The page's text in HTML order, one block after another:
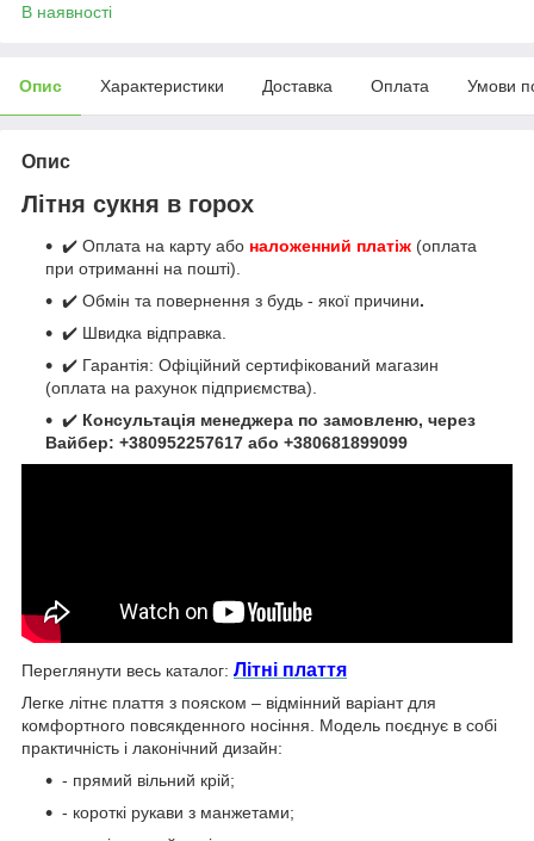
В наявності
Опис Характеристики Доставка Оплата Умови
Опис
Літня сукня в горох
✔️ Оплата на карту або наложенний платіж (оплата
при отриманні на пошті).
✔️ Обмін та повернення з будь - якої причини.
✔️ Швидка відправка.
✔️ Гарантія: Офіційний сертифікований магазин
(оплата на рахунок підприємства).
✔️ Консультація менеджера по замовленю, через
Вайбер: +380952257617 або +380681899099
Переглянути весь каталог: Літні плаття
Легке літнє плаття з пояском – відмінний варіант для
комфортного повсякденного носіння. Модель поєднує в собі
практичність і лаконічний дизайн:
- прямий вільний крій;
- короткі рукави з манжетами;